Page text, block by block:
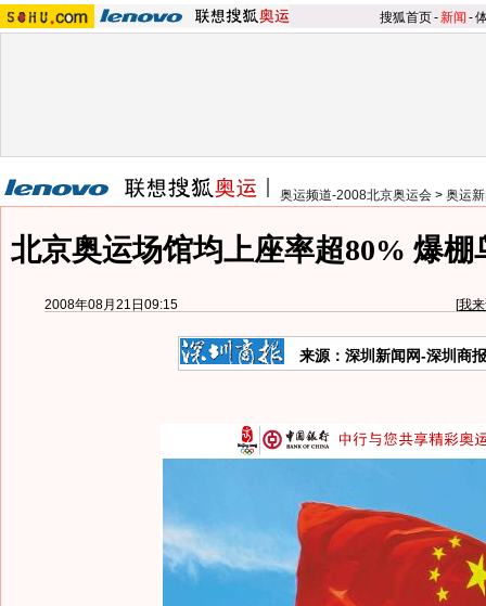
搜狐首页-新闻 -
奥运频道-2008北京奥运会 > 奥运
北京奥运场馆均上座率超80% 爆棚
2008年08月21日09:15 [我
来源：深圳新闻网-深圳商报